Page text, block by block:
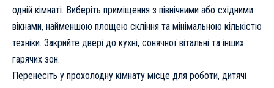
одній кімнаті. Виберіть приміщення з північними або східними
вікнами, найменшою площею скління та мінімальною кількістю
техніки. Закрийте двері до кухні, сонячної вітальні та інших
гарячих зон.
Перенесіть у прохолодну кімнату місце для роботи, дитячі